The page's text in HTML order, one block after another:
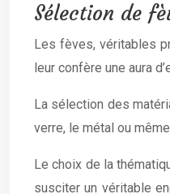
Sélection de
Les fèves, véritables
leur confère une aura
La sélection des
verre, le métal ou
Le choix de la
susciter un véritable